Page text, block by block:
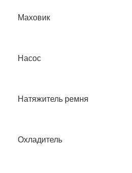
Маховик
Насос
Натяжитель ремня
Охладитель